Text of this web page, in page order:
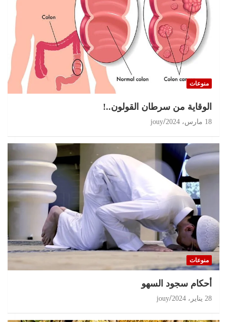
منوعات
الوقاية من سرطان القولون..!
18 مارس، 2024 jouy
منوعات
أحكام سجود السهو
28 يناير، 2024 jouy